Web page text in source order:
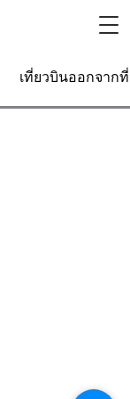
เที่ยวบินออกจากที่นี่